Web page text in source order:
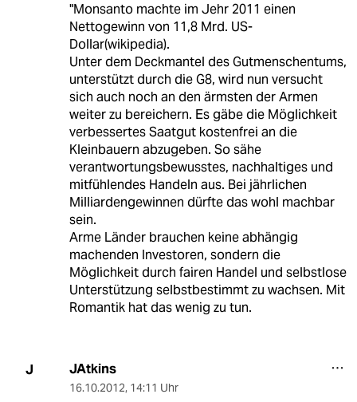
"Monsanto machte im Jehr 2011 einen
Nettogewinn von 11,8 Mrd. US-
Dollar(wikipedia).
Unter dem Deckmantel des Gutmenschentums,
unterstützt durch die G8, wird nun versucht
sich auch noch an den ärmsten der Armen
weiter zu bereichern. Es gäbe die Möglichkeit
verbessertes Saatgut kostenfrei an die
Kleinbauern abzugeben. So sähe
verantwortungsbewusstes, nachhaltiges und
mitfühlendes Handeln aus. Bei jährlichen
Milliardengewinnen dürfte das wohl machbar
sein.
Arme Länder brauchen keine abhängig
machenden Investoren, sondern die
Möglichkeit durch fairen Handel und selbstlose
Unterstützung selbstbestimmt zu wachsen. Mit
Romantik hat das wenig zu tun.
J JAtkins
16.10.2012, 14:11 Uhr